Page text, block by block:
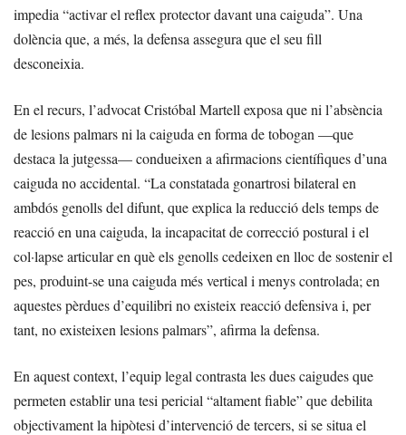
impedia “activar el reflex protector davant una caiguda”. Una
dolència que, a més, la defensa assegura que el seu fill
desconeixia.
En el recurs, l’advocat Cristóbal Martell exposa que ni l’absència
de lesions palmars ni la caiguda en forma de tobogan —que
destaca la jutgessa— condueixen a afirmacions científiques d’una
caiguda no accidental. “La constatada gonartrosi bilateral en
ambdós genolls del difunt, que explica la reducció dels temps de
reacció en una caiguda, la incapacitat de correcció postural i el
col·lapse articular en què els genolls cedeixen en lloc de sostenir el
pes, produint-se una caiguda més vertical i menys controlada; en
aquestes pèrdues d’equilibri no existeix reacció defensiva i, per
tant, no existeixen lesions palmars”, afirma la defensa.
En aquest context, l’equip legal contrasta les dues caigudes que
permeten establir una tesi pericial “altament fiable” que debilita
objectivament la hipòtesi d’intervenció de tercers, si se situa el